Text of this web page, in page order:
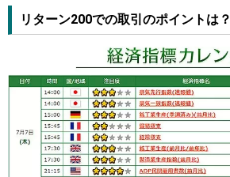
リターン200での取引のポイントは？